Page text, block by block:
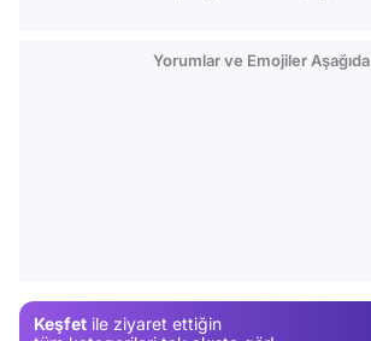
Yorumlar ve Emojiler Aşağıda
Keşfet ile ziyaret ettiğin